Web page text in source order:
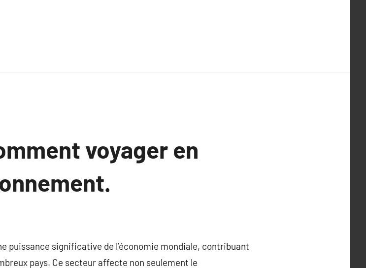
voyager en
puissance significative de l’économie mondiale, contribuant
pays. Ce secteur affecte non seulement le